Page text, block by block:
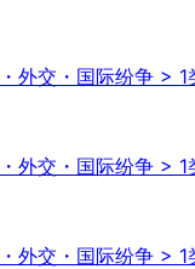
外交・国际纷争 >
外交・国际纷争
外交・国际纷争 >